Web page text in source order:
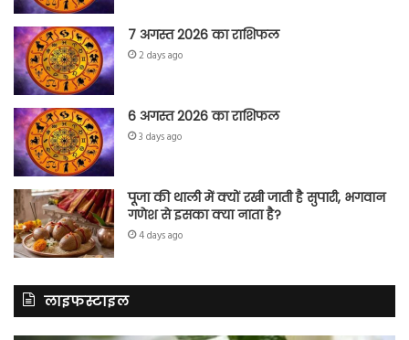
7 अगस्त 2026 का राशिफल
2 days ago
6 अगस्त 2026 का राशिफल
3 days ago
पूजा की थाली में क्यों रखी जाती है सुपारी, भगवान
गणेश से इसका क्या नाता है?
4 days ago
लाइफस्टाइल